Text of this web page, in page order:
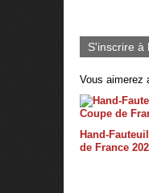
S'inscrire à
Vous aimerez
Hand-
de France